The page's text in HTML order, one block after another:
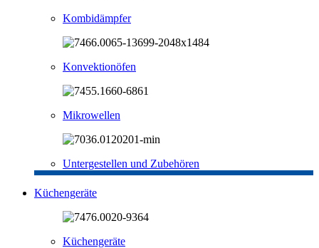
Kombidämpfer
Konvektionöfen
Mikrowellen
Untergestellen und Zubehören
Küchengeräte
Küchengeräte